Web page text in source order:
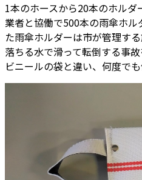
1本のホースから20本のホル
業者と協働で500本の雨傘ホ
た雨傘ホルダーは市が管理す
落ちる水で滑って転倒する事
ビニールの袋と違い、何度でも